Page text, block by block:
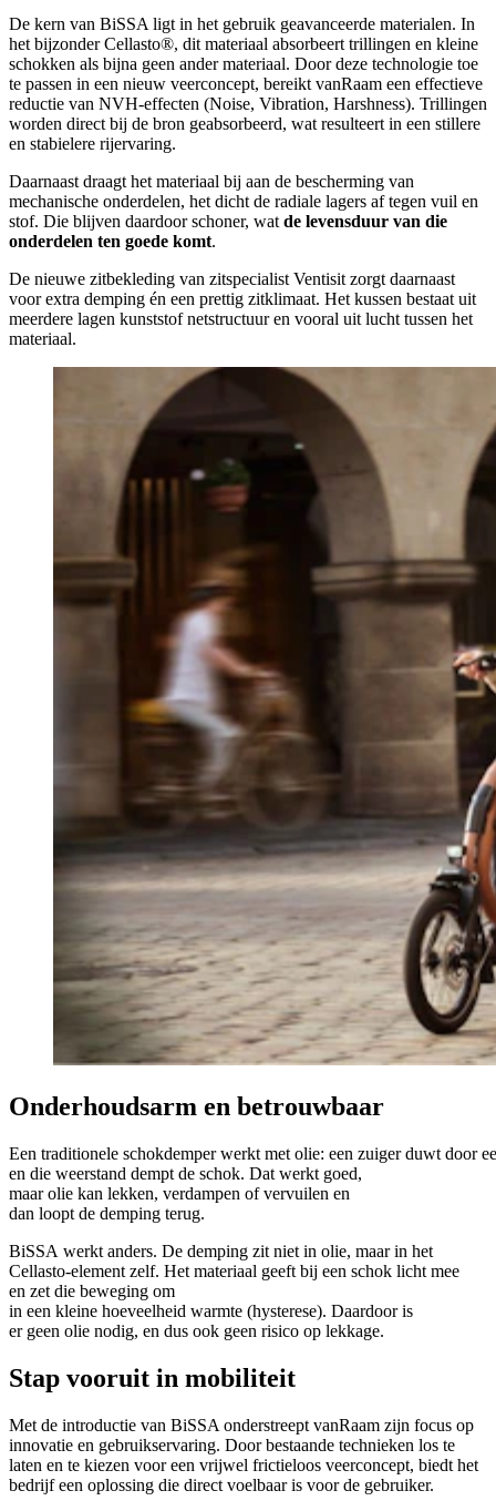
De kern van BiSSA ligt in het gebruik geavanceerde materialen. In
het bijzonder Cellasto®, dit materiaal absorbeert trillingen en kleine
schokken als bijna geen ander materiaal. Door deze technologie toe
te passen in een nieuw veerconcept, bereikt vanRaam een effectieve
reductie van NVH-effecten (Noise, Vibration, Harshness). Trillingen
worden direct bij de bron geabsorbeerd, wat resulteert in een stillere
en stabielere rijervaring.
Daarnaast draagt het materiaal bij aan de bescherming van
mechanische onderdelen, het dicht de radiale lagers af tegen vuil en
stof. Die blijven daardoor schoner, wat de levensduur van die
onderdelen ten goede komt.
De nieuwe zitbekleding van zitspecialist Ventisit zorgt daarnaast
voor extra demping én een prettig zitklimaat. Het kussen bestaat uit
meerdere lagen kunststof netstructuur en vooral uit lucht tussen het
materiaal.
Onderhoudsarm en betrouwbaar
Een traditionele schokdemper werkt met olie: een zuiger duwt door
en die weerstand dempt de schok. Dat werkt goed,
maar olie kan lekken, verdampen of vervuilen en
dan loopt de demping terug.
BiSSA werkt anders. De demping zit niet in olie, maar in het
Cellasto-element zelf. Het materiaal geeft bij een schok licht mee
en zet die beweging om
in een kleine hoeveelheid warmte (hysterese). Daardoor is
er geen olie nodig, en dus ook geen risico op lekkage.
Stap vooruit in mobiliteit
Met de introductie van BiSSA onderstreept vanRaam zijn focus op
innovatie en gebruikservaring. Door bestaande technieken los te
laten en te kiezen voor een vrijwel frictieloos veerconcept, biedt het
bedrijf een oplossing die direct voelbaar is voor de gebruiker.